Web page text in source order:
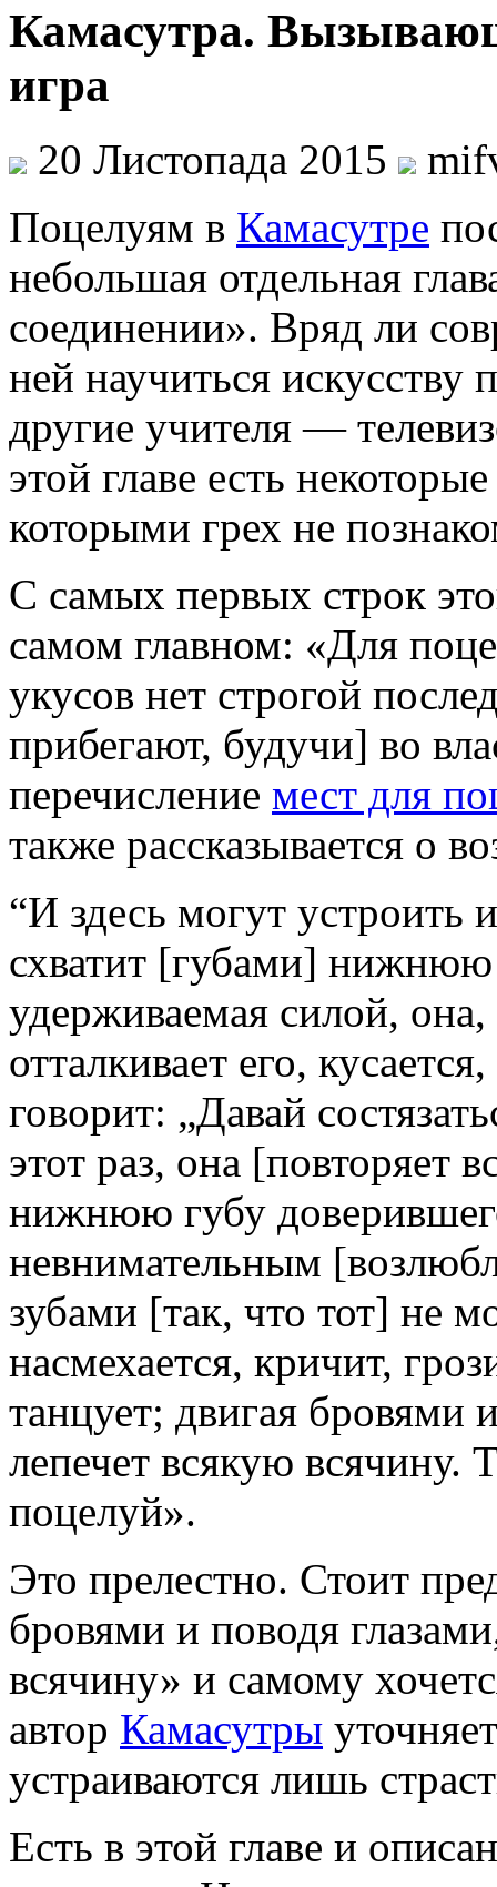
Камасутра.
игра
20 Листопада 2015
Поцелуям в Камасутре
небольшая отдельная
соединении». Вряд ли
ней научиться искусству
другие учителя —
этой главе есть
которыми грех не
С самых первых строк
самом главном: «Для
укусов нет строгой
прибегают, будучи] во
перечисление мест для
также рассказывается о
“И здесь могут устроить
схватит [губами]
удерживаемая силой,
отталкивает его,
говорит: „Давай
этот раз, она [повторяет
нижнюю губу
невнимательным
зубами [так, что тот] не
насмехается, кричит,
танцует; двигая бровями
лепечет всякую всячину.
поцелуй».
Это прелестно. Стоит
бровями и поводя
всячину» и самому
автор Камасутры
устраиваются лишь
Есть в этой главе и